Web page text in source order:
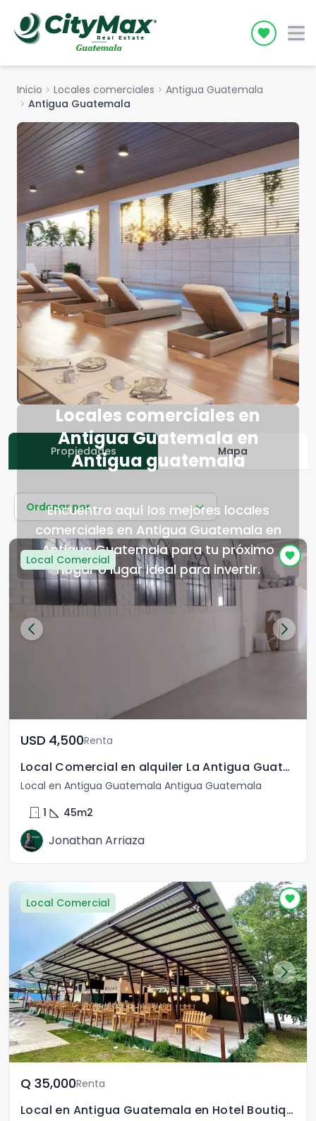
Icon
Inicio chevron_right Locales comerciales chevron_right Antigua Guatemala
chevron_right Antigua Guatemala
Locales comerciales en
Antigua Guatemala en
Antigua guatemala
Encuentra aquí los mejores locales
comerciales en Antigua Guatemala en
Antigua Guatemala para tu próximo
hogar o lugar ideal para invertir.
Propiedades Mapa
Ordenar por...
Local Comercial
USD	4,500Renta
Local Comercial en alquiler La Antigua Guatemala
Local en Antigua Guatemala Antigua Guatemala
door_front 1 square_foot 45m2
Jonathan Arriaza
Local Comercial
Q	35,000Renta
Local en Antigua Guatemala en Hotel Boutique